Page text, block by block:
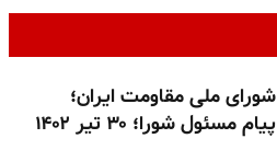
شورای ملی مقاومت ایران؛
پیام مسئول شورا؛ ۳۰ تیر ۱۴۰۲